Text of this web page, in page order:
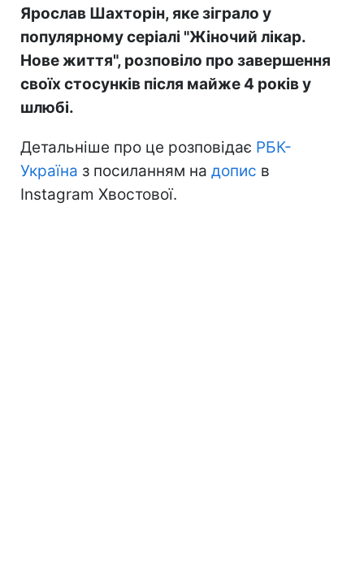
Ярослав Шахторін, яке зіграло у
популярному серіалі "Жіночий лікар.
Нове життя", розповіло про завершення
своїх стосунків після майже 4 років у
шлюбі.
Детальніше про це розповідає РБК-
Україна з посиланням на допис в
Instagram Хвостової.